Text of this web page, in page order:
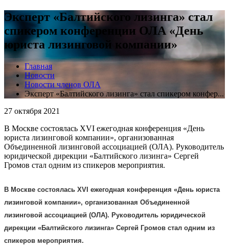
Эксперт «Балтийского лизинга» стал
спикером конференции ОЛА «День
юриста лизинговой компании»
Главная
Новости
Новости членов ОЛА
Эксперт «Балтийского лизинга» стал спикером конфер...
27 октября 2021
В Москве состоялась XVI ежегодная конференция «День
юриста лизинговой компании», организованная
Объединенной лизинговой ассоциацией (ОЛА). Руководитель
юридической дирекции «Балтийского лизинга» Сергей
Громов стал одним из спикеров мероприятия.
В Москве состоялась XVI ежегодная конференция «День юриста
лизинговой компании», организованная Объединенной
лизинговой ассоциацией (ОЛА). Руководитель юридической
дирекции «Балтийского лизинга» Сергей Громов стал одним из
спикеров мероприятия.